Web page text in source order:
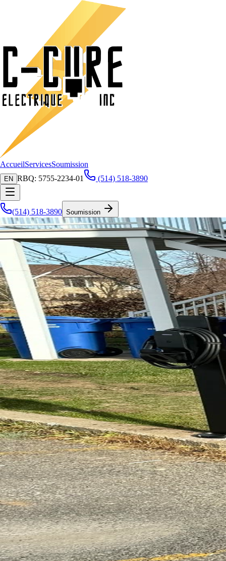
AccueilServicesSoumission
EN RBQ: 5755-2234-01 (514) 518-3890
(514) 518-3890 Soumission